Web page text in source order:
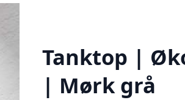
Tanktop |
| Mørk grå